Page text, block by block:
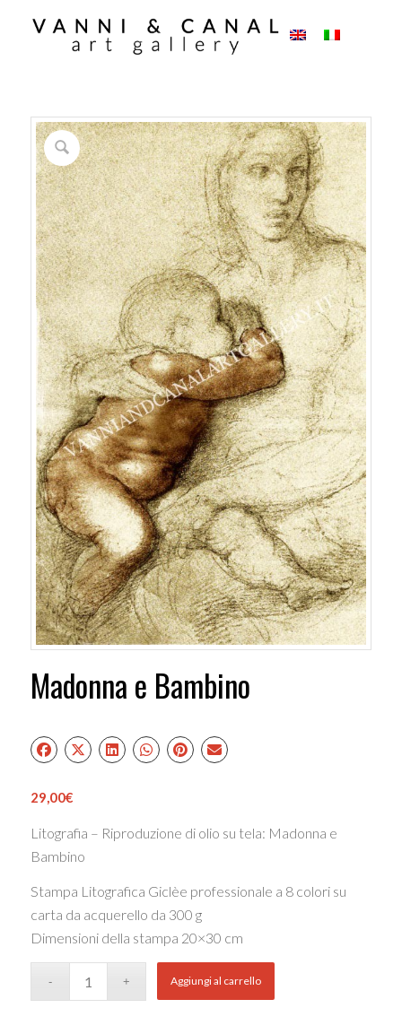
Madonna e Bambino
29,00€
Litografia – Riproduzione di olio su tela: Madonna e
Bambino
Stampa Litografica Giclèe professionale a 8 colori su
carta da acquerello da 300 g
Dimensioni della stampa 20×30 cm
Aggiungi al carrello